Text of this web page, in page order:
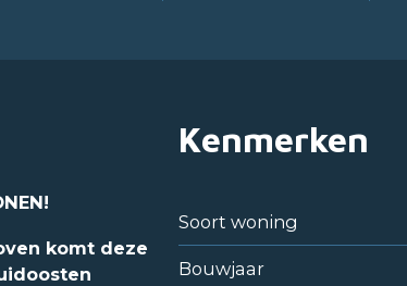
komt deze
Kenmerken
Soort woning
Bouwjaar